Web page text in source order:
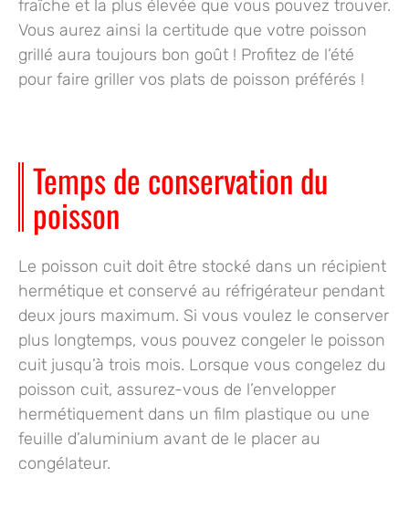
fraîche et la plus élevée que vous pouvez trouver.
Vous aurez ainsi la certitude que votre poisson
grillé aura toujours bon goût ! Profitez de l’été
pour faire griller vos plats de poisson préférés !
Temps de conservation du
poisson
Le poisson cuit doit être stocké dans un récipient
hermétique et conservé au réfrigérateur pendant
deux jours maximum. Si vous voulez le conserver
plus longtemps, vous pouvez congeler le poisson
cuit jusqu’à trois mois. Lorsque vous congelez du
poisson cuit, assurez-vous de l’envelopper
hermétiquement dans un film plastique ou une
feuille d’aluminium avant de le placer au
congélateur.